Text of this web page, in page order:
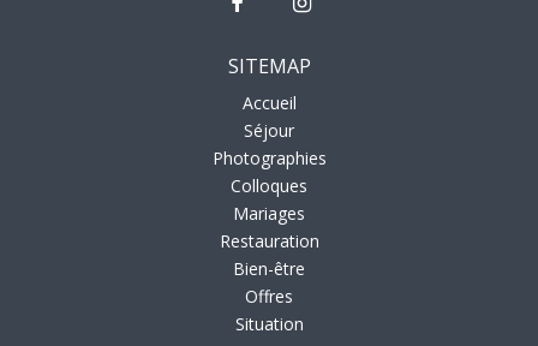
SITEMAP
Accueil
Séjour
Photographies
Colloques
Mariages
Restauration
Bien-être
Offres
Situation